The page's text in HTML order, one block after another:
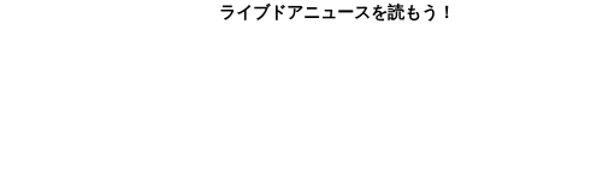
ライブドアニュースを読もう！